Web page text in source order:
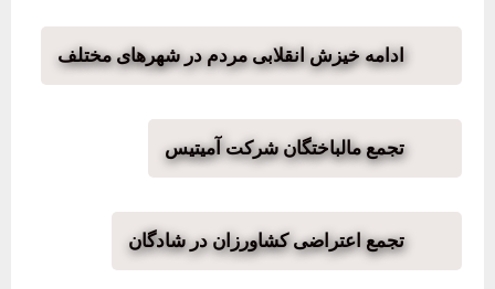
ادامه خیزش انقلابی مردم در شهرهای مختلف
تجمع مالباختگان شرکت آمیتیس
تجمع اعتراضی کشاورزان در شادگان